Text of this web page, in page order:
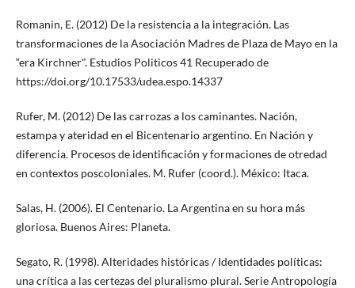
Romanin, E. (2012) De la resistencia a la integración. Las
transformaciones de la Asociación Madres de Plaza de Mayo en la
“era Kirchner". Estudios Politicos 41 Recuperado de
https://doi.org/10.17533/udea.espo.14337
Rufer, M. (2012) De las carrozas a los caminantes. Nación,
estampa y ateridad en el Bicentenario argentino. En Nación y
diferencia. Procesos de identificación y formaciones de otredad
en contextos poscoloniales. M. Rufer (coord.). México: Itaca.
Salas, H. (2006). El Centenario. La Argentina en su hora más
gloriosa. Buenos Aires: Planeta.
Segato, R. (1998). Alteridades históricas / Identidades políticas:
una crítica a las certezas del pluralismo plural. Serie Antropología